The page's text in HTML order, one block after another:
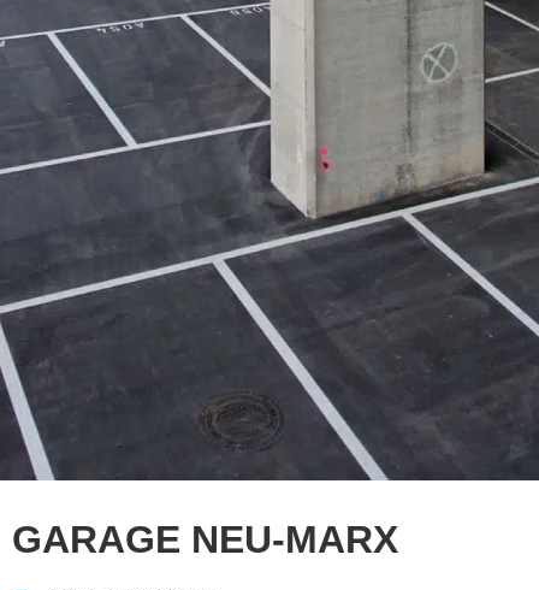
GARAGE NEU-MARX